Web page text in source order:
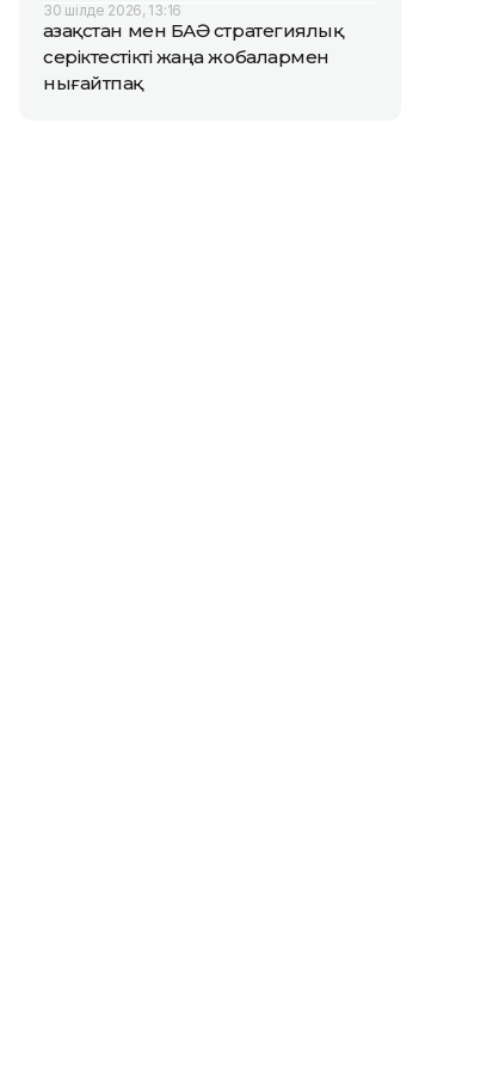
30 шілде 2026, 13:16
Қазақстан мен БАӘ стратегиялық
серіктестікті жаңа жобалармен
нығайтпақ